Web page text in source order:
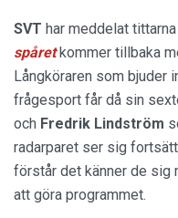
SVT har meddelat
spåret kommer tillbaka
Långköraren som bjuder
frågesport får då sin
och Fredrik Lindström
radarparet ser sig
förstår det känner de sig
att göra programmet.